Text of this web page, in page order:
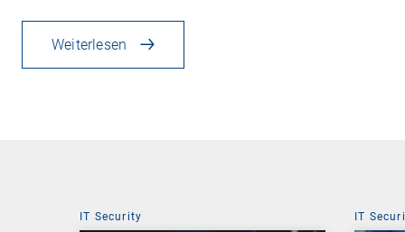
Weiterlesen
IT Security IT